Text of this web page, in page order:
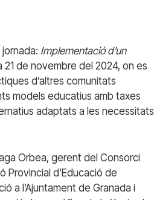
Implementació d’un
de novembre del 2024, on es
d’altres comunitats
models educatius amb taxes
adaptats a les necessitats
Orbea, gerent del Consorci
Provincial d’Educació de
a l’Ajuntament de Granada i